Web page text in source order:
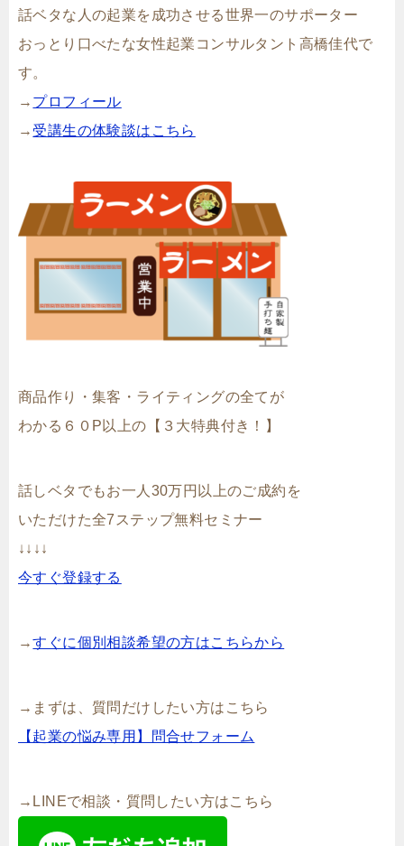
話ベタな人の起業を成功させる世界一のサポーター
おっとり口べたな女性起業コンサルタント高橋佳代で
す。
→ プロフィール
→ 受講生の体験談はこちら
商品作り・集客・ライティングの全てが
わかる６０P以上の【３大特典付き！】
話しベタでもお一人30万円以上のご成約を
いただけた全7ステップ無料セミナー
↓↓↓↓
今すぐ登録する
→すぐに個別相談希望の方はこちらから
→まずは、質問だけしたい方はこちら
【起業の悩み専用】問合せフォーム
→LINEで相談・質問したい方はこちら